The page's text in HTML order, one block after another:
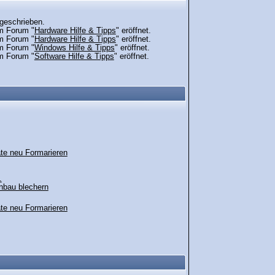
Forum " Hardware Hilfe & Tipps" eröffnet.
Forum " Hardware Hilfe & Tipps" eröffnet.
Forum "Windows Hilfe & Tipps" eröffnet.
Forum "Software Hilfe & Tipps" eröffnet.
neu Formarieren
blechern
neu Formarieren